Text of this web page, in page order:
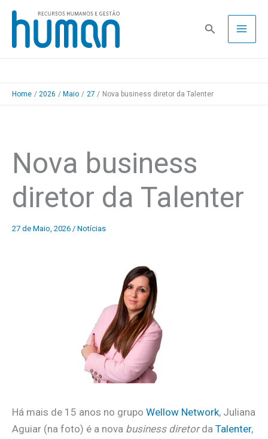
Skip
content
Pesquisa
Home 2026 Maio 27 Nova business diretor da Talenter
Nova business
diretor da Talenter
27 de Maio, 2026 / Notícias
Há mais de 15 anos no grupo Wellow Network, Juliana
Aguiar (na foto) é a nova business diretorda Talenter,